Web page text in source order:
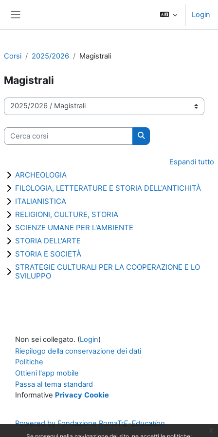
Login
Corsi 2025/2026 Magistrali
Magistrali
Categorie di corso
Cerca corsi
Cerca corsi
Espandi tutto
ARCHEOLOGIA
FILOLOGIA, LETTERATURE E STORIA DELL'ANTICHITÀ
ITALIANISTICA
RELIGIONI, CULTURE, STORIA
SCIENZE UMANE PER L'AMBIENTE
STORIA DELL'ARTE
STORIA E SOCIETÀ
STRATEGIE CULTURALI PER LA COOPERAZIONE E LO
SVILUPPO
Non sei collegato. (Login)
Riepilogo della conservazione dei dati
Politiche
Ottieni l'app mobile
Passa al tema standard
Informative Privacy Cookie
Powered by Fondazione RomaTrE-Education